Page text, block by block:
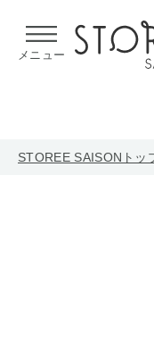
メニュー
STOREE SAISONトッ